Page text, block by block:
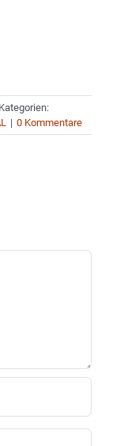
Kategorien:
| 0 Kommentare